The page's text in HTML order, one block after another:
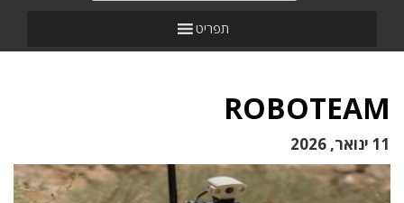
תפריט
ROBOTEAM
11 ינואר, 2026